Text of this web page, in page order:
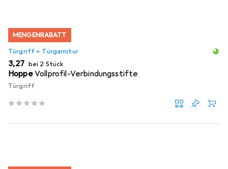
MENGENRABATT
Türgriff + Türgarnitur
EUR
3,27 bei 2 Stück
HoppeVollprofil-Verbindungsstifte
Türgriff